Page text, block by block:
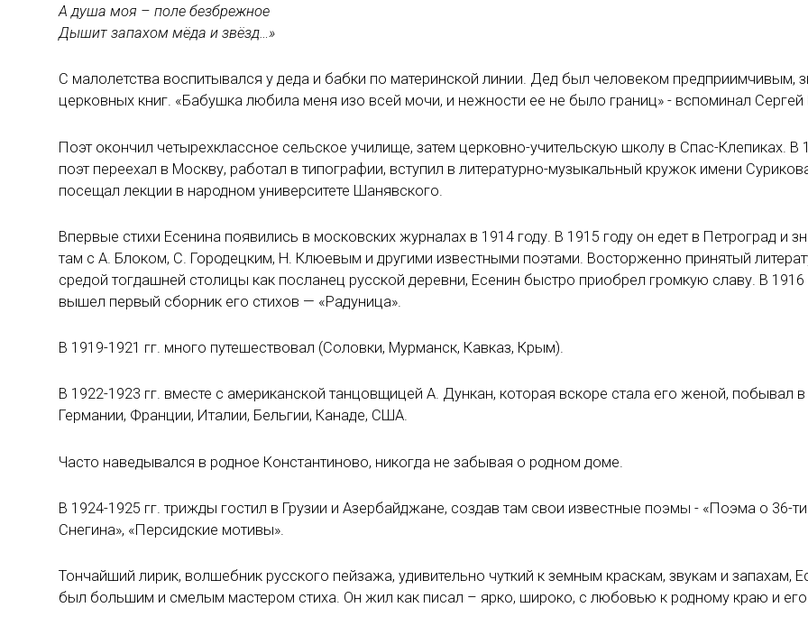
А душа моя – поле безбрежное
Дышит запахом мёда и звёзд…»
С малолетства воспитывался у деда и бабки по материнской линии. Дед был человеком предприимчивым,
церковных книг. «Бабушка любила меня изо всей мочи, и нежности ее не было границ» - вспоминал Сергей
Поэт окончил четырехклассное сельское училище, затем церковно-учительскую школу в Спас-Клепиках. В
поэт переехал в Москву, работал в типографии, вступил в литературно-музыкальный кружок имени
посещал лекции в народном университете Шанявского.
Впервые стихи Есенина появились в московских журналах в 1914 году. В 1915 году он едет в Петроград и
там с А. Блоком, С. Городецким, Н. Клюевым и другими известными поэтами. Восторженно принятый
средой тогдашней столицы как посланец русской деревни, Есенин быстро приобрел громкую славу. В 1916
вышел первый сборник его стихов — «Радуница».
В 1919-1921 гг. много путешествовал (Соловки, Мурманск, Кавказ, Крым).
В 1922-1923 гг. вместе с американской танцовщицей А. Дункан, которая вскоре стала его женой, побывал в
Германии, Франции, Италии, Бельгии, Канаде, США.
Часто наведывался в родное Константиново, никогда не забывая о родном доме.
В 1924-1925 гг. трижды гостил в Грузии и Азербайджане, создав там свои известные поэмы - «Поэма о 36-
Снегина», «Персидские мотивы».
Тончайший лирик, волшебник русского пейзажа, удивительно чуткий к земным краскам, звукам и запахам,
был большим и смелым мастером стиха. Он жил как писал – ярко, широко, с любовью к родному краю и